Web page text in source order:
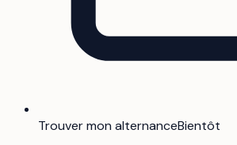
Trouver mon alternanceBientôt